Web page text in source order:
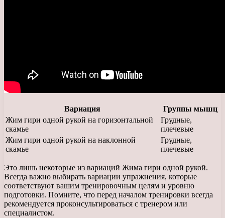
Вариация
Группы мышц
Жим гири одной рукой на горизонтальной
скамье
Грудные,
плечевые
Жим гири одной рукой на наклонной
скамье
Грудные,
плечевые
Это лишь некоторые из вариаций Жима гири одной рукой.
Всегда важно выбирать вариации упражнения, которые
соответствуют вашим тренировочным целям и уровню
подготовки. Помните, что перед началом тренировки всегда
рекомендуется проконсультироваться с тренером или
специалистом.